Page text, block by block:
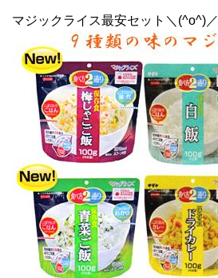
マジックライス最安セット＼(^o^)／